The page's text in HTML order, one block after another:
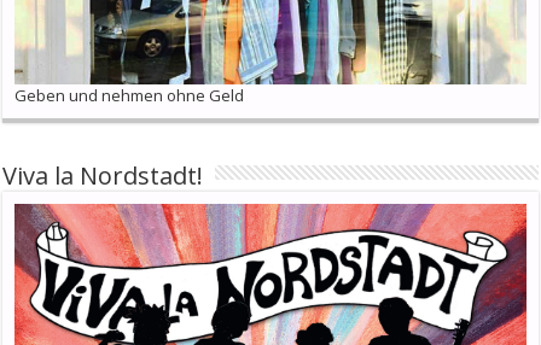
Geben und nehmen ohne Geld
Viva la Nordstadt!